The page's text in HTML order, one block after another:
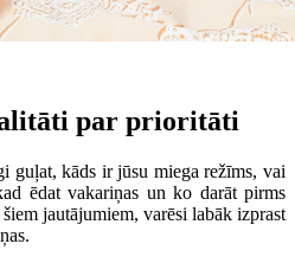
par prioritāti
guļat, kāds ir jūsu miega režīms, vai
ēdat vakariņas un ko darāt pirms
jautājumiem, varēsi labāk izprast